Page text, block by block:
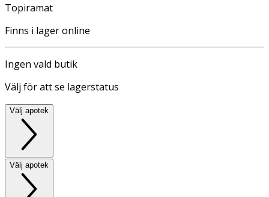
Topiramat
Finns i lager online
Ingen vald butik
Välj för att se lagerstatus
Välj apotek
Välj apotek